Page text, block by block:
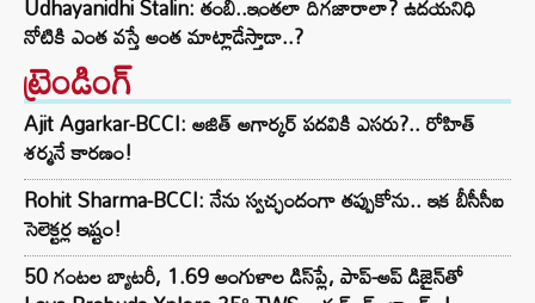
Udhayanidhi Stalin: తంబీ..ఇంతలా దిగజారాలా? ఉదయనిధి
నోటికి ఎంత వస్తే అంత మాట్లాడేస్తాడా..?
ట్రెండింగ్‌
Ajit Agarkar-BCCI: అజిత్ అగార్కర్ పదవికి ఎసరు?.. రోహిత్
శర్మనే కారణం!
Rohit Sharma-BCCI: నేను స్వచ్ఛందంగా తప్పుకోను.. ఇక బీసీసీఐ
సెలెక్టర్ల ఇష్టం!
50 గంటల బ్యాటరీ, 1.69 అంగుళాల డిస్‌ప్లే, పాప్-అప్ డిజైన్‌తో